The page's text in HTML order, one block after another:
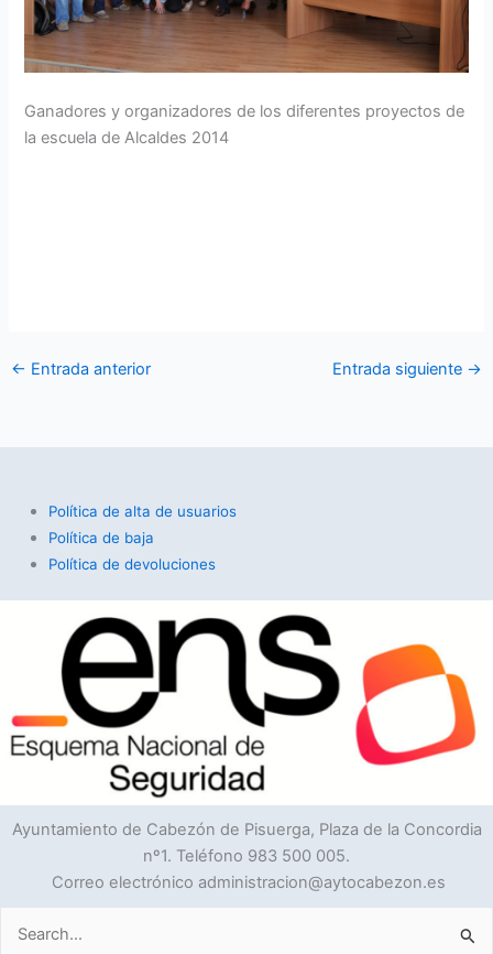
Ganadores y organizadores de los diferentes proyectos de
la escuela de Alcaldes 2014
← Entrada anterior Entrada siguiente →
Política de alta de usuarios
Política de baja
Política de devoluciones
Ayuntamiento de Cabezón de Pisuerga, Plaza de la Concordia
nº1. Teléfono 983 500 005.
Correo electrónico administracion@aytocabezon.es
Buscar